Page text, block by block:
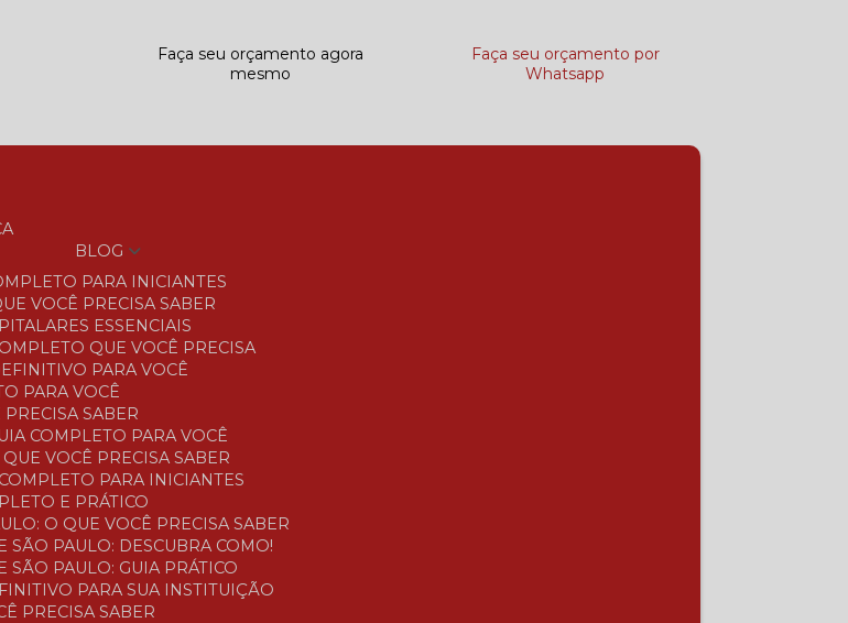
Faça seu orçamento agora
mesmo
Faça seu orçamento por
Whatsapp
BLOG
PARA INICIANTES
VOCÊ PRECISA SABER
ESSENCIAIS
QUE VOCÊ PRECISA
PARA VOCÊ
PARA VOCÊ
SABER
COMPLETO PARA VOCÊ
VOCÊ PRECISA SABER
PARA INICIANTES
E PRÁTICO
O QUE VOCÊ PRECISA SABER
SÃO PAULO: DESCUBRA COMO!
SÃO PAULO: GUIA PRÁTICO
PARA SUA INSTITUIÇÃO
PRECISA SABER